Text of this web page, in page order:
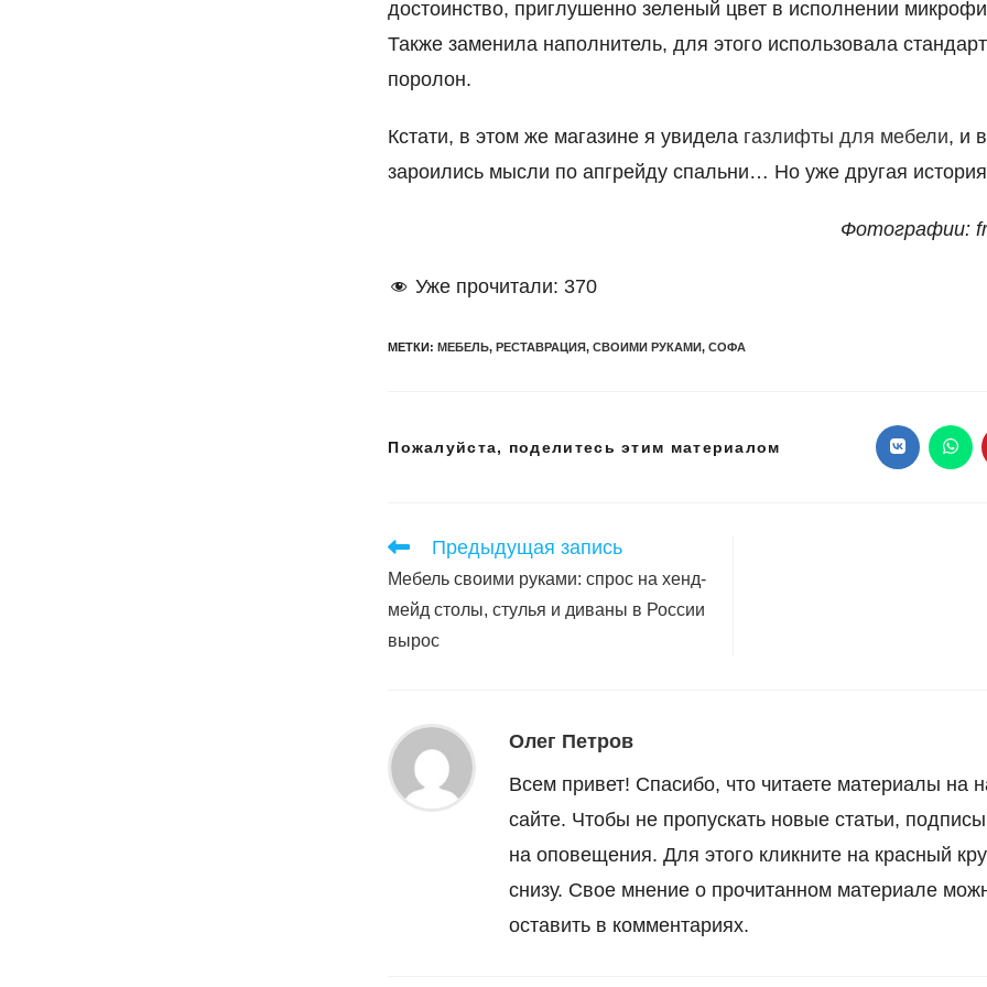
достоинство, приглушенно зеленый цвет в исполнении
Также заменила наполнитель, для этого использовала
поролон.
Кстати, в этом же магазине я увидела газлифты для мебели, и
зароились мысли по апгрейду спальни… Но уже другая
Фотографии:
Уже прочитали: 370
МЕТКИ : МЕБЕЛЬ, РЕСТАВРАЦИЯ, СВОИМИ РУКАМИ, СОФА
Пожалуйста, поделитесь этим материалом Поделиться
Открывается
в
в
Читать
статьи
Предыдущая запись
Мебель своими руками: спрос на хенд-
мейд столы, стулья и диваны в России
вырос
Олег Петров
Всем привет! Спасибо, что читаете материалы на
сайте. Чтобы не пропускать новые статьи,
на оповещения. Для этого кликните на красный
снизу. Свое мнение о прочитанном материале
оставить в комментариях.